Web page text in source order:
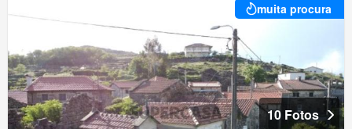
muita procura
10 Fotos